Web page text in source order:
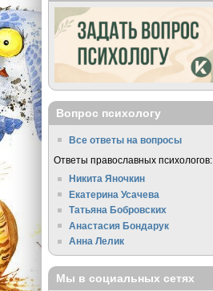
Вопрос психологу
Все ответы на вопросы
Ответы православных психологов:
Никита Яночкин
Екатерина Усачева
Татьяна Бобровских
Анастасия Бондарук
Анна Лелик
Мы в социальных сетях